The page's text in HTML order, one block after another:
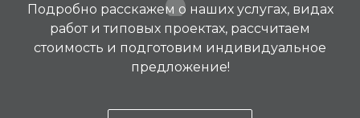
Подробно расскажем о наших услугах, видах
работ и типовых проектах, рассчитаем
стоимость и подготовим индивидуальное
предложение!